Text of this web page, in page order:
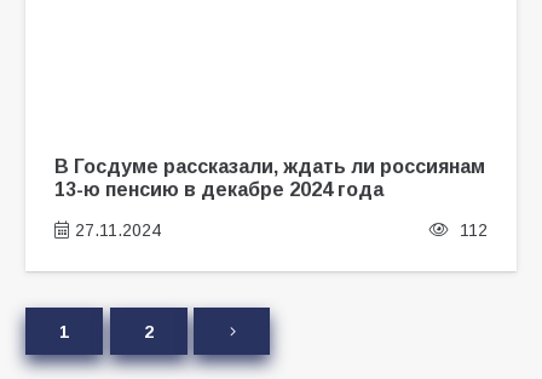
В Госдуме рассказали, ждать ли россиянам
13-ю пенсию в декабре 2024 года
27.11.2024 112
1 2